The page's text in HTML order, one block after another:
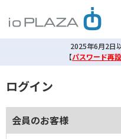
2025年6月2日
【パスワード再
ログイン
会員のお客様